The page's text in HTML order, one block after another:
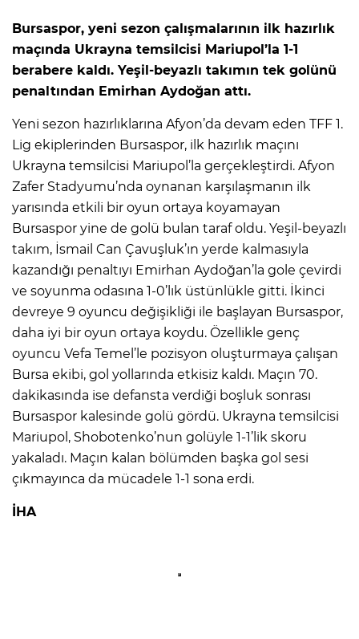
Bursaspor, yeni sezon çalışmalarının ilk hazırlık
maçında Ukrayna temsilcisi Mariupol’la 1-1
berabere kaldı. Yeşil-beyazlı takımın tek golünü
penaltından Emirhan Aydoğan attı.
Yeni sezon hazırlıklarına Afyon’da devam eden TFF 1.
Lig ekiplerinden Bursaspor, ilk hazırlık maçını
Ukrayna temsilcisi Mariupol’la gerçekleştirdi. Afyon
Zafer Stadyumu’nda oynanan karşılaşmanın ilk
yarısında etkili bir oyun ortaya koyamayan
Bursaspor yine de golü bulan taraf oldu. Yeşil-beyazlı
takım, İsmail Can Çavuşluk’ın yerde kalmasıyla
kazandığı penaltıyı Emirhan Aydoğan’la gole çevirdi
ve soyunma odasına 1-0’lık üstünlükle gitti. İkinci
devreye 9 oyuncu değişikliği ile başlayan Bursaspor,
daha iyi bir oyun ortaya koydu. Özellikle genç
oyuncu Vefa Temel’le pozisyon oluşturmaya çalışan
Bursa ekibi, gol yollarında etkisiz kaldı. Maçın 70.
dakikasında ise defansta verdiği boşluk sonrası
Bursaspor kalesinde golü gördü. Ukrayna temsilcisi
Mariupol, Shobotenko’nun golüyle 1-1’lik skoru
yakaladı. Maçın kalan bölümden başka gol sesi
çıkmayınca da mücadele 1-1 sona erdi.
İHA